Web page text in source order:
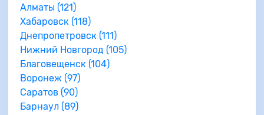
Алматы (121)
Хабаровск (118)
Днепропетровск (111)
Нижний Новгород (105)
Благовещенск (104)
Воронеж (97)
Саратов (90)
Барнаул (89)